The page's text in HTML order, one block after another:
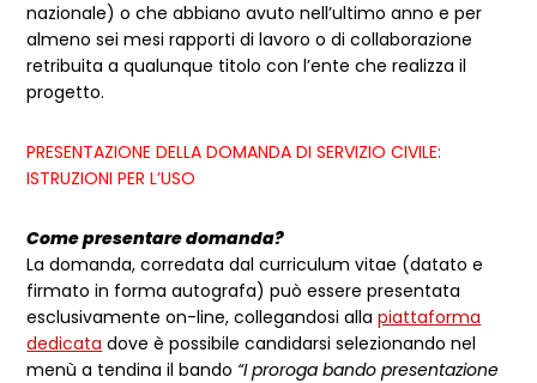
nazionale) o che abbiano avuto nell’ultimo anno e per
almeno sei mesi rapporti di lavoro o di collaborazione
retribuita a qualunque titolo con l’ente che realizza il
progetto.
PRESENTAZIONE DELLA DOMANDA DI SERVIZIO CIVILE:
ISTRUZIONI PER L’USO
Come presentare domanda?
La domanda, corredata dal curriculum vitae (datato e
firmato in forma autografa) può essere presentata
esclusivamente on-line, collegandosi allapiattaforma
dedicata dove è possibile candidarsi selezionando nel
menù a tendina il bando“I proroga bando presentazione